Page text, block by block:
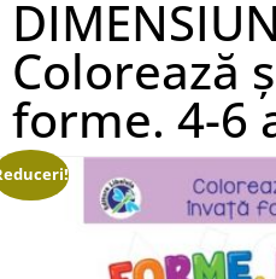
Colorează
forme. 4-6